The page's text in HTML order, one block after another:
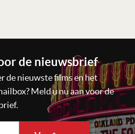
de nieuwsbrief
de nieuwste films en het
Meld u nu aan voor de